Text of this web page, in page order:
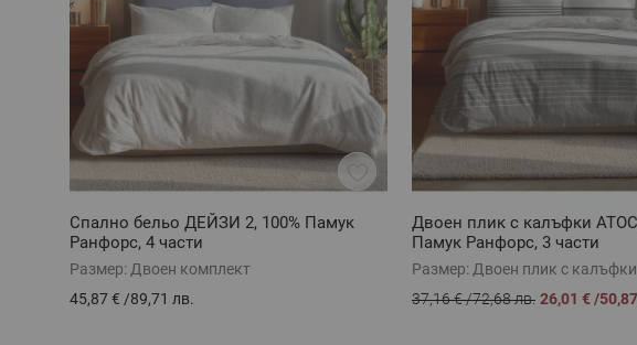
Спално бельо ДЕЙЗИ 2, 100% Памук
Ранфорс, 4 части
Размер: Двоен комплект
45,87 € /89,71 лв.
Двоен плик с калъфки
Памук Ранфорс, 3 части
Размер: Двоен плик с калъфки
37,16 €/72,68 лв. 26,01 €/